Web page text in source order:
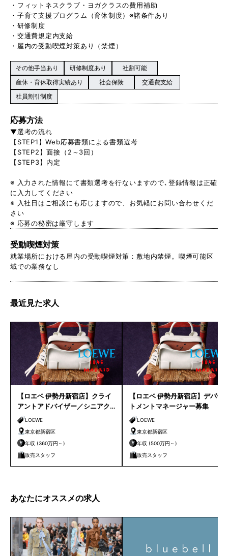
・フィットネスクラブ・ヨガクラスの費用補助
・子育て支援プログラム（育休制度）※諸条件あり
・研修制度
・交通費規定内支給
・屋内の受動喫煙対策あり（禁煙）
その他手当あり 研修制度あり
社割可能
産休・育休取得実績あり
社会保険
交通費支給
社員割引制度
応募方法
▼選考の流れ
【STEP1】Web応募書類による書類選考
【STEP2】面接（2～3回）
【STEP3】内定
※ 入力された情報にて書類選考を行ないますので､登録情報は正確
に入力してください
※ 入社日はご相談にも応じますので、お気軽にお問い合わせくだ
さい
※ 応募の秘密は厳守します
受動喫煙対策
就業場所における屋内の受動喫煙対策：敷地内禁煙。喫煙可能区
域での業務なし
最近見た求人
【ロエベ 伊勢丹新宿店】クライ
アントアドバイザー／シニアク
ライアントアドバイザー募集
LOEWE
東京都新宿区
年収 (360万円～)
販売スタッフ
【ロエベ 伊勢丹新宿店】デパー
トメントマネージャー募集
LOEWE
東京都新宿区
年収 (500万円～)
販売スタッフ
あなたにオススメの求人